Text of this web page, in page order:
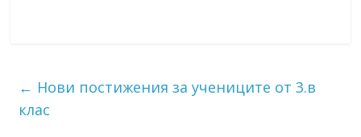
← Нови постижения за учениците от 3.в
клас